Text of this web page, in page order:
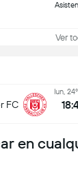
Ver
FC
lun,
en